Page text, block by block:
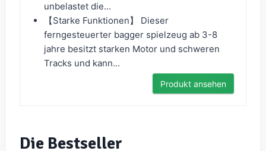
unbelastet die...
【Starke Funktionen】 Dieser
ferngesteuerter bagger spielzeug ab 3-8
jahre besitzt starken Motor und schweren
Tracks und kann...
Produkt ansehen
Die Bestseller